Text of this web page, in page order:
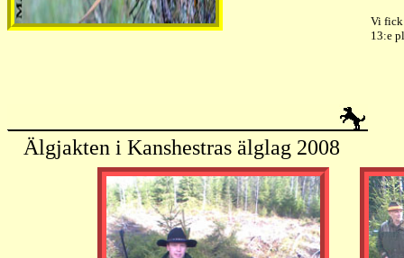
Vi fick
13:e
Älgjakten i Kanshestras älglag 2008